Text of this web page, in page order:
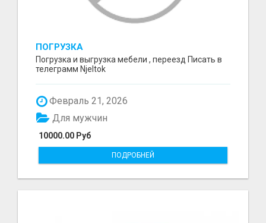
ПОГРУЗКА
Погрузка и выгрузка мебели , переезд Писать в
телеграмм Njeltok
Февраль 21, 2026
10000.00 Руб
Для мужчин
ПОДРОБНЕЙ